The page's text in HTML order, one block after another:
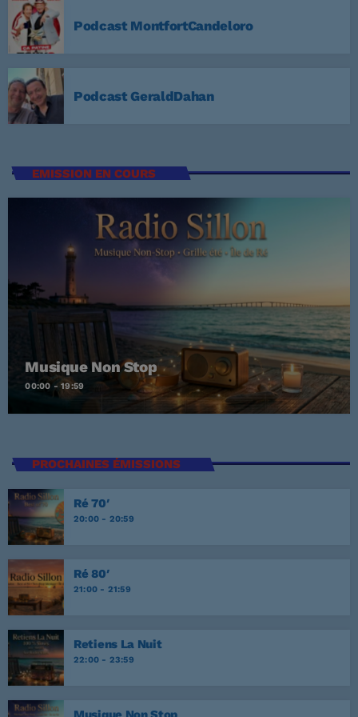
LISTE COMPLÈTE
US Top 1960
It's Now or Never
ELVIS PRESLEY
Marina
ROCCO GRANATA
LISTE COMPLÈTE
Podcast MontfortCandeloro
Podcast GeraldDahan
EMISSION EN COURS
Musique Non Stop
00:00 - 19:59
PROCHAINES ÉMISSIONS
Ré 70′
20:00 - 20:59
Ré 80′
21:00 - 21:59
Retiens La Nuit
22:00 - 23:59